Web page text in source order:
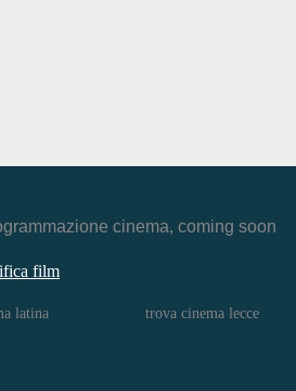
cinema, coming soon
film
latina trova cinema lecce